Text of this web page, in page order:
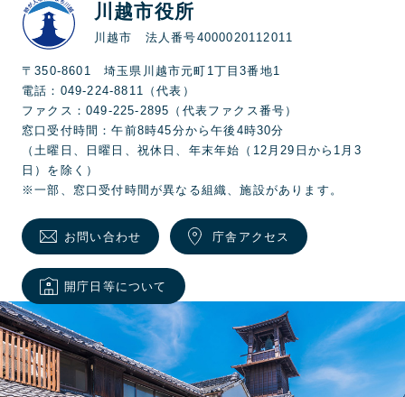
川越市役所
川越市 法人番号4000020112011
〒350-8601 埼玉県川越市元町1丁目3番地1
電話：049-224-8811（代表）
ファクス：049-225-2895（代表ファクス番号）
窓口受付時間：午前8時45分から午後4時30分
（土曜日、日曜日、祝休日、年末年始（12月29日から1月3
日）を除く）
※一部、窓口受付時間が異なる組織、施設があります。
お問い合わせ 庁舎アクセス
開庁日等について